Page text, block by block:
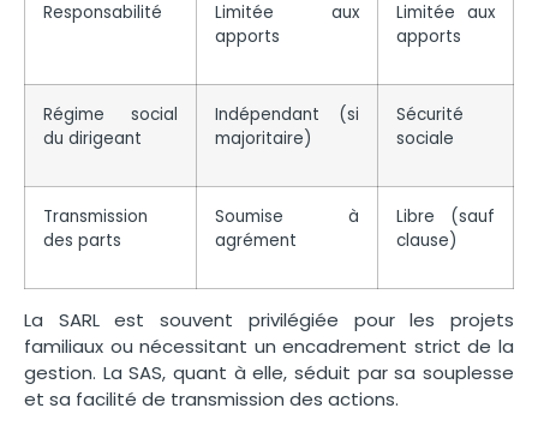
Responsabilité
Limitée aux
apports
Limitée aux
apports
Régime social
du dirigeant
Indépendant (si
majoritaire)
Sécurité
sociale
Transmission
des parts
Soumise à
agrément
Libre (sauf
clause)
La SARL est souvent privilégiée pour les projets
familiaux ou nécessitant un encadrement strict de la
gestion. La SAS, quant à elle, séduit par sa souplesse
et sa facilité de transmission des actions.